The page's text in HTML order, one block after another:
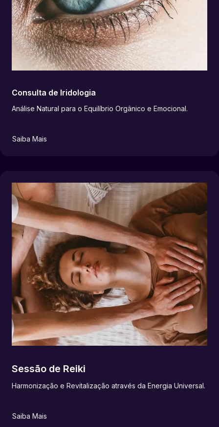
Consulta de Iridologia
Análise Natural para o Equilíbrio Orgânico e Emocional.
Saiba Mais
Sessão de Reiki
Harmonização e Revitalização através da Energia Universal.
Saiba Mais